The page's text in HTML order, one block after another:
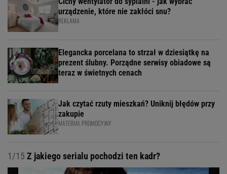
urządzenie, które nie zakłóci snu?
REKLAMA
Elegancka porcelana to strzał w dziesiątkę na
prezent ślubny. Porządne serwisy obiadowe są
teraz w świetnych cenach
Jak czytać rzuty mieszkań? Uniknij błędów przy
zakupie
MATERIAŁ PROMOCYJNY
1/15 Z jakiego serialu pochodzi ten kadr?